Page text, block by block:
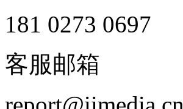
181 0273 0697
客服邮箱